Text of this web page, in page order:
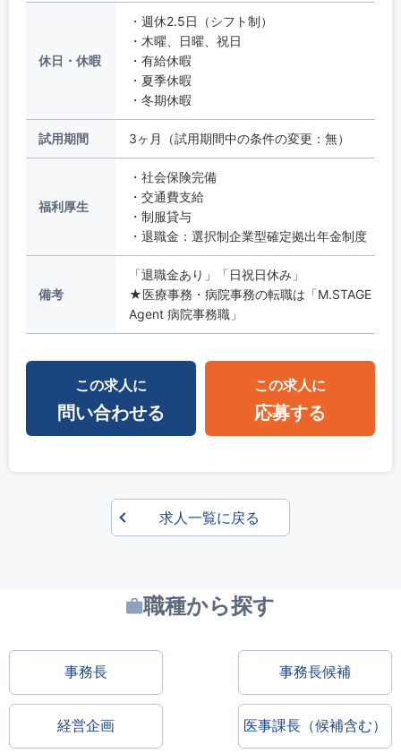
休日・休暇
・週休2.5日（シフト制）
・木曜、日曜、祝日
・有給休暇
・夏季休暇
・冬期休暇
試用期間 3ヶ月（試用期間中の条件の変更：無）
福利厚生
・社会保険完備
・交通費支給
・制服貸与
・退職金：選択制企業型確定拠出年金制度
備考
「退職金あり」「日祝日休み」
★医療事務・病院事務の転職は「M.STAGE
Agent 病院事務職」
この求人に
問い合わせる
この求人に
応募する
求人一覧に戻る
職種から探す
事務長 事務長候補
経営企画 医事課長（候補含む）